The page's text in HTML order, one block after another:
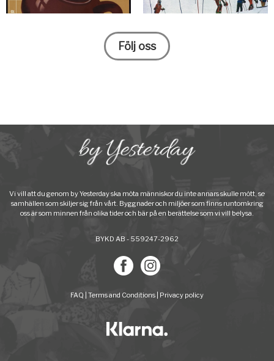
Följ oss
Vi vill att du genom by Yesterday ska möta människor du inte annars skulle mött, se
samhällen som skiljer sig från vårt. Byggnader och miljöer som finns runtomkring
oss är som minnen från olika tider och bär på en berättelse som vi vill belysa.
BYKD AB - 559247-2962
FAQ Terms and Conditions Privacy policy